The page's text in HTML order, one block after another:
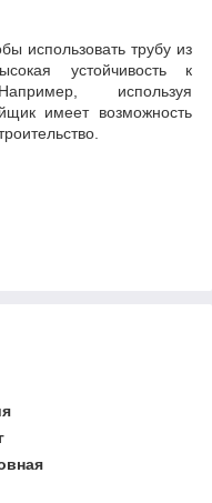
использовать трубу из
устойчивость к
используя
имеет возможность